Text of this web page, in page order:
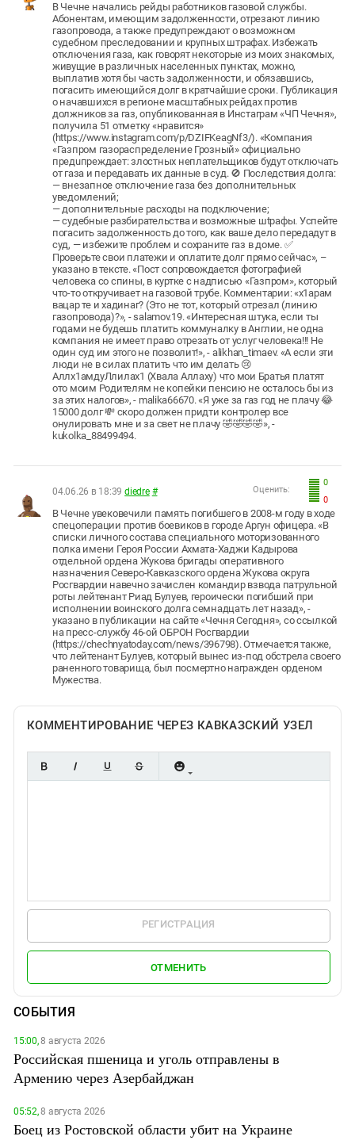
В Чечне начались рейды работников газовой службы.
Абонентам, имеющим задолженности, отрезают линию
газопровода, а также предупреждают о возможном
судебном преследовании и крупных штрафах. Избежать
отключения газа, как говорят некоторые из моих знакомых,
живущие в различных населенных пунктах, можно,
выплатив хотя бы часть задолженности, и обязавшись,
погасить имеющийся долг в кратчайшие сроки. Публикация
о начавшихся в регионе масштабных рейдах против
должников за газ, опубликованная в Инстаграм «ЧП Чечня»,
получила 51 отметку «нравится»
(https://www.instagram.com/p/DZIFKeagNf3/). «Компания
«Газпром газораспределение Грозный» официально
предuпреждает: злостных неплательщиков будут отключать
от газа и передавать их данные в суд. 🚫 Последствия долга:
— внезапное отключение газа без дополнительных
уведомлений;
— дополнительные расходы на подключение;
— судебные разбирательства и возможные шtрафы. Успейте
погасить задолженность до того, как ваше дело передадут в
суд, — избежите проблем и сохраните газ в доме. ✅
Проверьте свои платежи и оплатите долг прямо сейчас», –
указано в тексте. «Пост сопровождается фотографией
человека со спины, в куртке с надписью «Газпром», который
что-то откручивает на газовой трубе. Комментарии: «х1арам
вацар те и хадинаг? (Это не тот, который отрезал (линию
газопровода)?», - salamov.19. «Интересная штука, если ты
годами не будешь платить коммуналку в Англии, не одна
компания не имеет право отрезать от услуг человека!!! Не
один суд им этого не позволит!», - alikhan_timaev. «А если эти
люди не в силах платить что им делать 😢
Аллх1амдуЛлилах1 (Хвала Аллаху) что мои Братья платят
ото моим Родителям не копейки пенсию не осталось бы из
за этих налогов», - malika66670. «Я уже за газ год не плачу 😂
15000 долг 💸 скоро должен придти контролер все
онулировать мне и за свет не плачу 🤣🤣🤣🤣», -
kukolka_88499494.
0
0
Оценить:
04.06.26 в 18:39 diedre #
В Чечне увековечили память погибшего в 2008-м году в ходе
спецоперации против боевиков в городе Аргун офицера. «В
списки личного состава специального моторизованного
полка имени Героя России Ахмата-Хаджи Кадырова
отдельной ордена Жукова бригады оперативного
назначения Северо-Кавказского ордена Жукова округа
Росгвардии навечно зачислен командир взвода патрульной
роты лейтенант Риад Булуев, героически погибший при
исполнении воинского долга семнадцать лет назад», -
указано в публикации на сайте «Чечня Сегодня», со ссылкой
на пресс-службу 46-ой ОБРОН Росгвардии
(https://chechnyatoday.com/news/396798). Отмечается также,
что лейтенант Булуев, который вынес из-под обстрела своего
раненного товарища, был посмертно награжден орденом
Мужества.
КОММЕНТИРОВАНИЕ ЧЕРЕЗ КАВКАЗСКИЙ УЗЕЛ
РЕГИСТРАЦИЯ
ОТМЕНИТЬ
СОБЫТИЯ
15:00,8 августа 2026
Российская пшеница и уголь отправлены в
Армению через Азербайджан
05:52,8 августа 2026
Боец из Ростовской области убит на Украине